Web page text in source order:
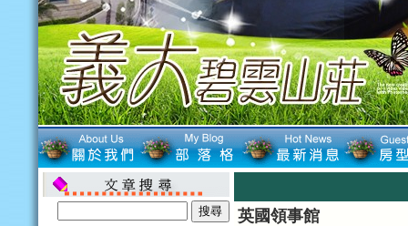
英國領事館